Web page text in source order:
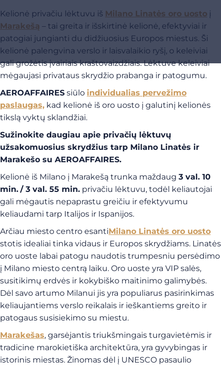
Kelionė privačiu lėktuvu iš Milano Linatės oro uosto į
Marakešą – tai greita ir išskirtinė kelionė, efektyviai ir
patogiai jungianti du didžiuosius Europos miestus. Ši
kelionė palengvina verslo ir laisvalaikio ryšį, o keleiviai
gali grožėtis įvairiais kraštovaizdžiais. Lėktuve keleiviai
mėgaujasi privataus skrydžio prabanga ir patogumu.
AEROAFFAIRES siūlo individualias pervežimo
paslaugas, kad kelionė iš oro uosto į galutinį kelionės
tikslą vyktų sklandžiai.
Sužinokite daugiau apie privačių lėktuvų
užsakomuosius skrydžius tarp Milano Linatės ir
Marakešo su AEROAFFAIRES.
Kelionė iš Milano į Marakešą trunka maždaug 3 val. 10
min. / 3 val. 55 min. privačiu lėktuvu, todėl keliautojai
gali mėgautis nepaprastu greičiu ir efektyvumu
keliaudami tarp Italijos ir Ispanijos.
Arčiau miesto centro esantiMilano Linatės oro uosto
stotis idealiai tinka vidaus ir Europos skrydžiams. Linatės
oro uoste labai patogu naudotis trumpesniu persėdimo
į Milano miesto centrą laiku. Oro uoste yra VIP salės,
susitikimų erdvės ir kokybiško maitinimo galimybės.
Dėl savo artumo Milanui jis yra populiarus pasirinkimas
keliaujantiems verslo reikalais ir ieškantiems greito ir
patogaus susisiekimo su miestu.
Marakešas, garsėjantis triukšmingais turgavietėmis ir
tradicine marokietiška architektūra, yra gyvybingas ir
istorinis miestas. Žinomas dėl į UNESCO pasaulio